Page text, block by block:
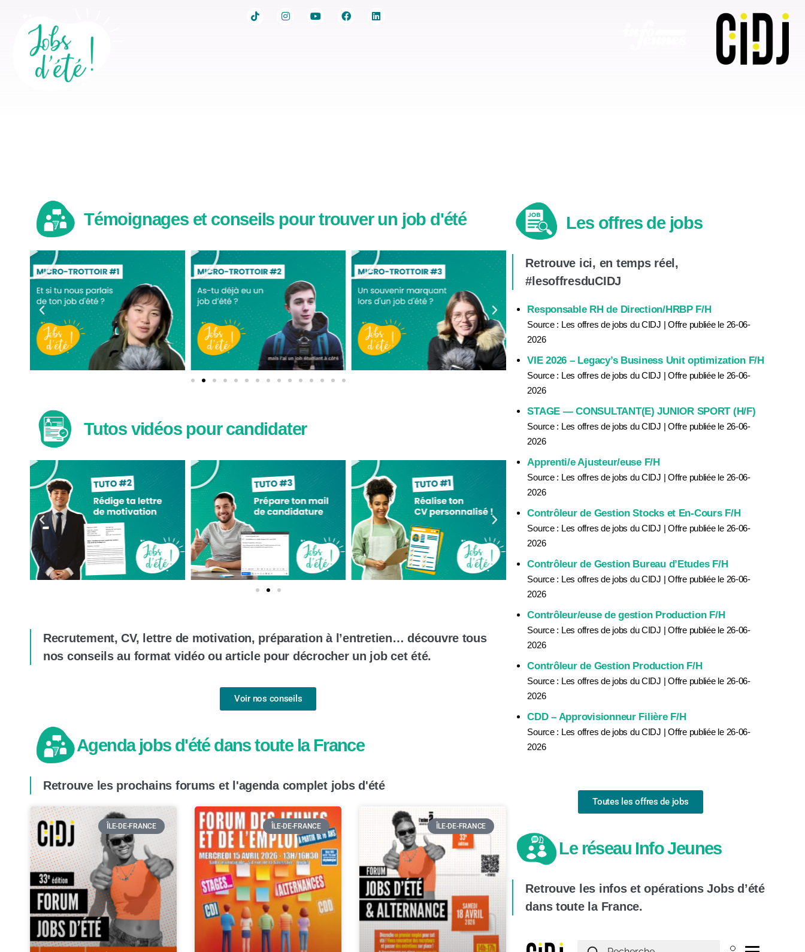
Témoignages et conseils pour trouver un job d'été
Tutos vidéos pour candidater
Recrutement, CV, lettre de motivation, préparation à l’entretien… découvre tous
nos conseils au format vidéo ou article pour décrocher un job cet été.
Voir nos conseils
Agenda jobs d'été dans toute la France
Retrouve les prochains forums et l'agenda complet jobs d'été
ÎLE-DE-FRANCE ÎLE-DE-FRANCE ÎLE-DE-FRANCE
Les offres de jobs
Retrouve ici, en temps réel,
#lesoffresduCIDJ
Responsable RH de Direction/HRBP F/H
Source : Les offres de jobs du CIDJ
Offre publiée le 26-06-
2026
VIE 2026 – Legacy’s Business Unit optimization F/H
Source : Les offres de jobs du CIDJ
Offre publiée le 26-06-
2026
STAGE — CONSULTANT(E) JUNIOR SPORT (H/F)
Source : Les offres de jobs du CIDJ
Offre publiée le 26-06-
2026
Apprenti/e Ajusteur/euse F/H
Source : Les offres de jobs du CIDJ
Offre publiée le 26-06-
2026
Contrôleur de Gestion Stocks et En-Cours F/H
Source : Les offres de jobs du CIDJ
Offre publiée le 26-06-
2026
Contrôleur de Gestion Bureau d’Etudes F/H
Source : Les offres de jobs du CIDJ
Offre publiée le 26-06-
2026
Contrôleur/euse de gestion Production F/H
Source : Les offres de jobs du CIDJ
Offre publiée le 26-06-
2026
Contrôleur de Gestion Production F/H
Source : Les offres de jobs du CIDJ
Offre publiée le 26-06-
2026
CDD – Approvisionneur Filière F/H
Source : Les offres de jobs du CIDJ
Offre publiée le 26-06-
2026
Toutes les offres de jobs
Le réseau Info Jeunes
Retrouve les infos et opérations Jobs d’été
dans toute la France.